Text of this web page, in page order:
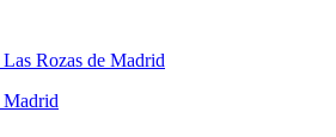
Rozas de Madrid
Madrid